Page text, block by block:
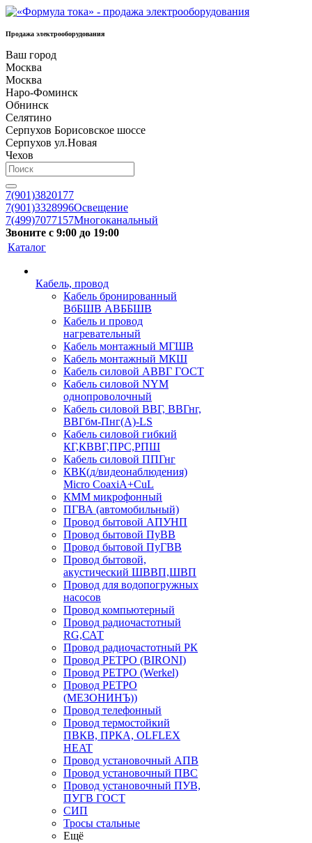
Продажа электрооборудования
Ваш город
Москва
Москва
Наро-Фоминск
Обнинск
Селятино
Серпухов Борисовское шоссе
Серпухов ул.Новая
Чехов
7(901)3820177
7(901)3328996Освещение
7(499)7077157Многоканальный
Звоните с 9:00 до 19:00
Каталог
Кабель, провод
Кабель бронированный
ВбБШВ АВББШВ
Кабель и провод
нагревательный
Кабель монтажный МГШВ
Кабель монтажный МКШ
Кабель силовой АВВГ ГОСТ
Кабель силовой NYM
однопроволочный
Кабель силовой ВВГ, ВВГнг,
ВВГбм-Пнг(А)-LS
Кабель силовой гибкий
КГ,КВВГ,ПРС,РПШ
Кабель силовой ППГнг
КВК(д/видеонаблюдения)
Micro CoaxiA+CuL
КММ микрофонный
ПГВА (автомобильный)
Провод бытовой АПУНП
Провод бытовой ПуВВ
Провод бытовой ПуГВВ
Провод бытовой,
акустический ШВВП,ШВП
Провод для водопогружных
насосов
Провод компьютерный
Провод радиочастотный
RG,САТ
Провод радиочастотный РК
Провод РЕТРО (BIRONI)
Провод РЕТРО (Werkel)
Провод РЕТРО
(МЕЗОНИНЪ))
Провод телефонный
Провод термостойкий
ПВКВ, ПРКА, OLFLEX
HEAT
Провод установочный АПВ
Провод установочный ПВС
Провод установочный ПУВ,
ПУГВ ГОСТ
СИП
Тросы стальные
Ещё